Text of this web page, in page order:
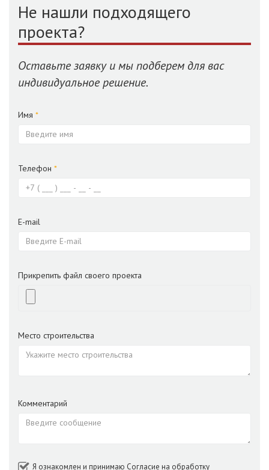
Не нашли подходящего
проекта?
Оставьте заявку и мы подберем для вас
индивидуальное решение.
Имя *
Телефон *
E-mail
Прикрепить файл своего проекта
Место строительства
Комментарий
Я ознакомлен и принимаю Согласие на обработку